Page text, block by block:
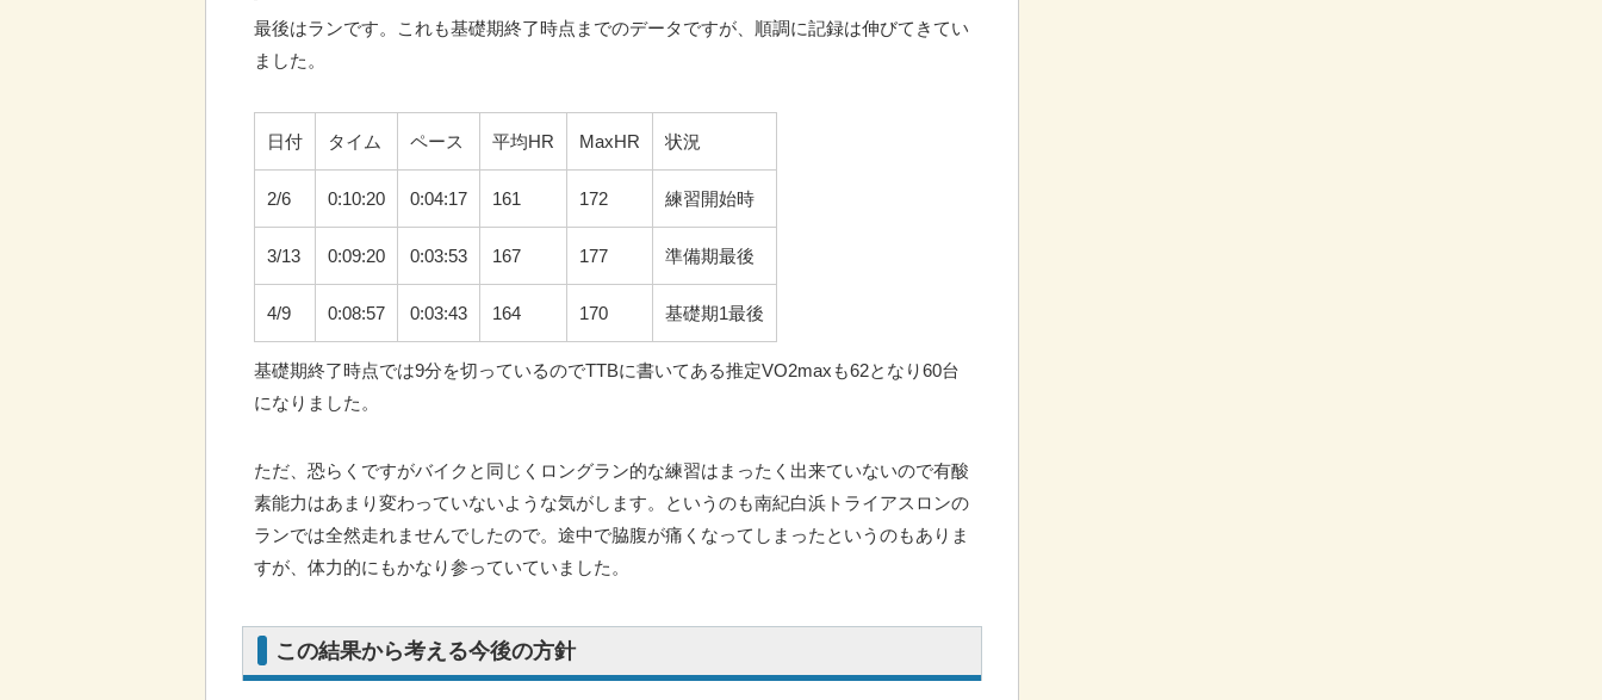
最後はランです。これも基礎期終了時点までのデータですが、順調に記録は伸びてきてい
ました。
日付 タイム ペース 平均HR MaxHR 状況
2/6 0:10:20 0:04:17 161 172 練習開始時
3/13 0:09:20 0:03:53 167 177 準備期最後
4/9 0:08:57 0:03:43 164 170 基礎期1最後
基礎期終了時点では9分を切っているのでTTBに書いてある推定VO2maxも62となり60台
になりました。
ただ、恐らくですがバイクと同じくロングラン的な練習はまったく出来ていないので有酸
素能力はあまり変わっていないような気がします。というのも南紀白浜トライアスロンの
ランでは全然走れませんでしたので。途中で脇腹が痛くなってしまったというのもありま
すが、体力的にもかなり参っていていました。
この結果から考える今後の方針